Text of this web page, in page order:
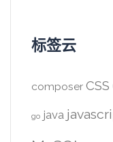
标签云
composer CSS
go java